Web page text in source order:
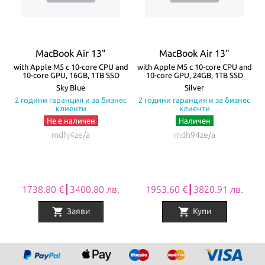
жак. Батерията на MacBook Air издържа до 18 часа с едно
Всички Apple продукти предлагани отNovMak.comимат
стандартна международна гаранция и подлежат на гаранционно
обслужване от Apple Authorized Service Provider (официални
сервизни центрове на Apple).
MacBook Air 13"
with Apple M5 с 10-core CPU and
10-core GPU, 16GB, 1TB SSD
Sky Blue
2 години гаранция и за бизнес
клиенти
Не е наличен
mdhj4ze/a
1738.80 €┃3400.80 лв.
shopping_cart Заяви
MacBook Air 13"
with Apple M5 с 10-core CPU and
10-core GPU, 24GB, 1TB SSD
Silver
2 години гаранция и за бизнес
клиенти
Наличен
mdh94ze/a
1953.60 €┃3820.91 лв.
shopping_cart Купи